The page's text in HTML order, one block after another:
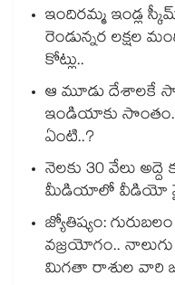
ఇందిరమ్మ ఇండ్ల
రెండున్నర లక్షల
కోట్లు..
ఆ మూడు దేశాలకే
ఇండియాకు సొంతం..
ఏంటి..?
నెలకు 30 వేలు
మీడియాలో వీడియో
జ్యోతిష్యం:
వజ్రయోగం..
మిగతా రాశుల వారి